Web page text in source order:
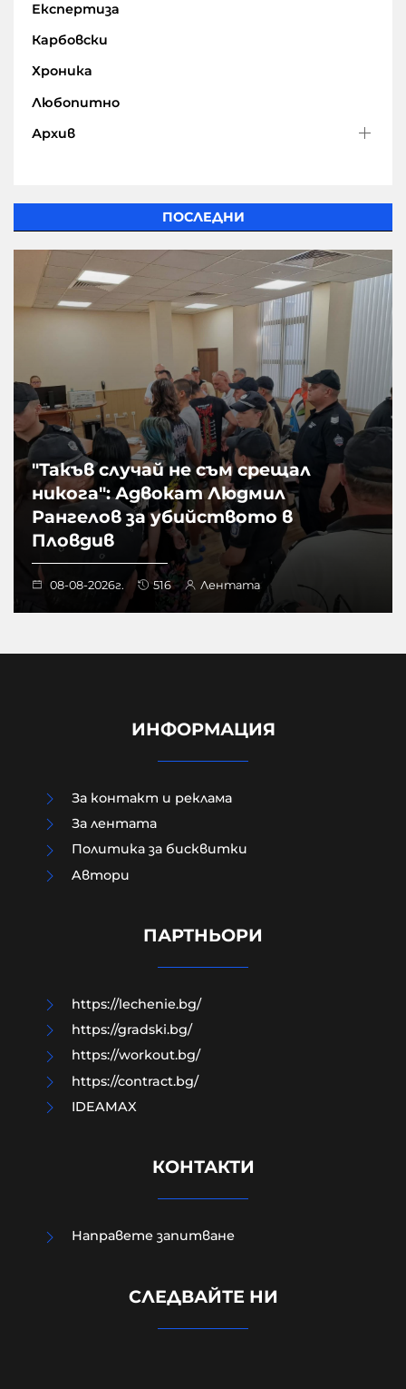
Експертиза
Карбовски
Хроника
Любопитно
Архив
ПОСЛЕДНИ
"Такъв случай не съм срещал
никога": Адвокат Людмил
Рангелов за убийството в
Пловдив
08-08-2026г. 516 Лентата
прости стъпки?
украинската посланичка заради
ИНФОРМАЦИЯ
За контакт и реклама
За лентата
Политика за бисквитки
Aвтори
ПАРТНЬОРИ
https://lechenie.bg/
https://gradski.bg/
https://workout.bg/
https://contract.bg/
IDEAMAX
КОНТАКТИ
Направете запитване
СЛЕДВАЙТЕ НИ